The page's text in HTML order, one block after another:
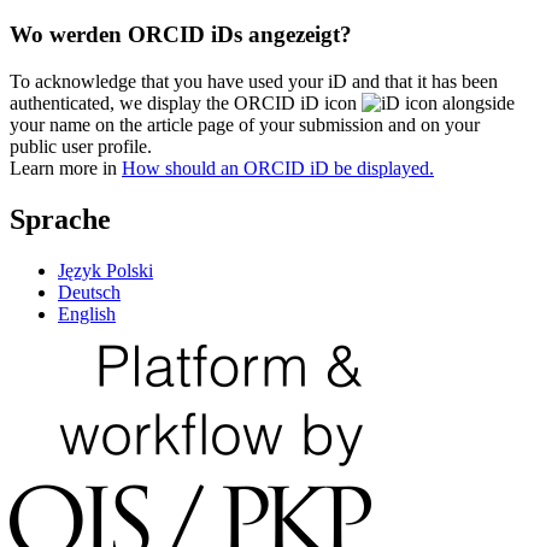
Wo werden ORCID iDs angezeigt?
To acknowledge that you have used your iD and that it has been
authenticated, we display the ORCID iD icon
alongside
your name on the article page of your submission and on your
public user profile.
Learn more in How should an ORCID iD be displayed.
Sprache
Język Polski
Deutsch
English